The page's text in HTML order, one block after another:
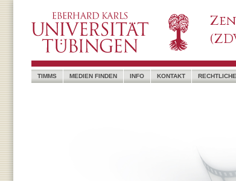
TIMMS MEDIEN FINDEN INFO KONTAKT